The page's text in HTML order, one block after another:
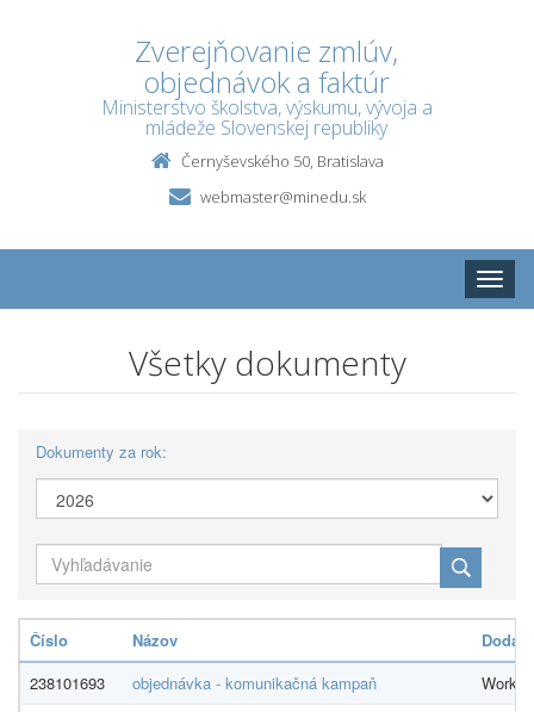
Zverejňovanie zmlúv,
objednávok a faktúr
Ministerstvo školstva, výskumu, vývoja a
mládeže Slovenskej republiky
Černyševského 50, Bratislava
webmaster@minedu.sk
Toggle
Všetky dokumenty
Dokumenty za rok:
Číslo Názov
238101693
objednávka - komunikačná kampaň